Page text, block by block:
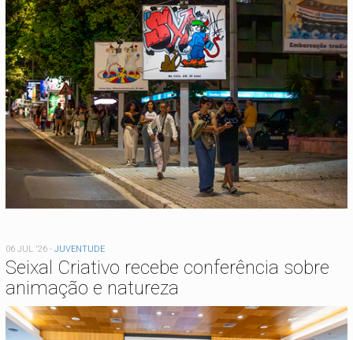
06 JUL '26 - JUVENTUDE
Seixal Criativo recebe conferência sobre
animação e natureza